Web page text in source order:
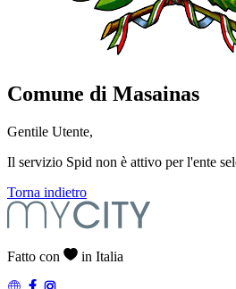
Comune di Masainas
Gentile Utente,
Il servizio Spid non è attivo per l'ente
Torna indietro
Fatto con in Italia